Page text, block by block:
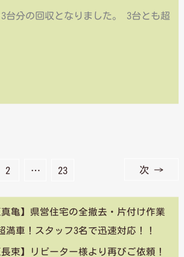
真亀】県営住宅の全撤去・片付け作業
満車！スタッフ3名で迅速対応！！
長束】リピーター様より再びご依頼！
台分の回収となりました。 3台とも超
2 … 23 次→